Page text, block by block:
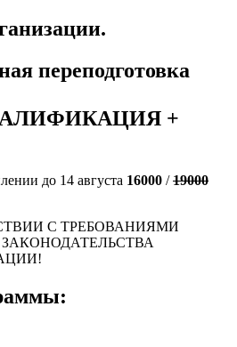
переподготовка
+
до 14 августа 16000 /19000
С ТРЕБОВАНИЯМИ